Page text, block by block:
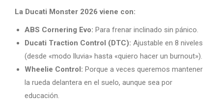
La Ducati Monster 2026 viene con:
ABS Cornering Evo: Para frenar inclinado sin pánico.
Ducati Traction Control (DTC): Ajustable en 8 niveles
(desde «modo lluvia» hasta «quiero hacer un burnout»).
Wheelie Control: Porque a veces queremos mantener
la rueda delantera en el suelo, aunque sea por
educación.